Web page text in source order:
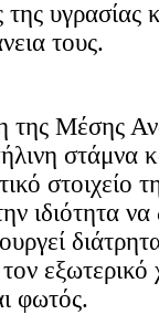
υγρασίας
τους.
Μέσης
στάμνα
στοιχείο
ιδιότητα
φωτός.